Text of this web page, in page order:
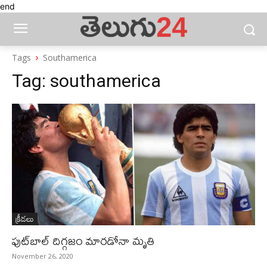
end
Tags Southamerica
Tag: southamerica
క్రీడలు
ఫుట్‌బాల్‌ దిగ్గజం మారడోనా మృతి
November 26, 2020